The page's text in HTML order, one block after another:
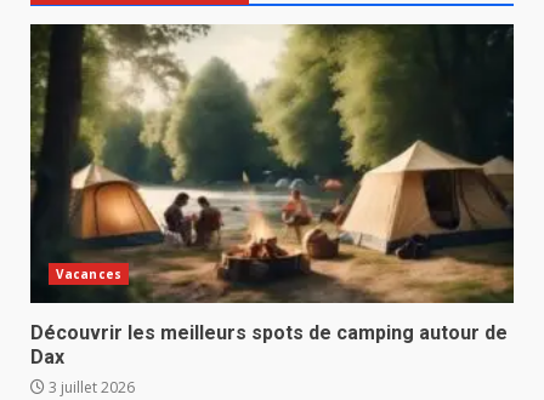
Vacances
Découvrir les meilleurs spots de camping autour de
Dax
3 juillet 2026